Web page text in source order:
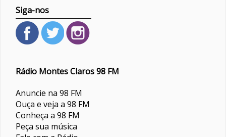
Siga-nos
Rádio Montes Claros 98 FM
Anuncie na 98 FM
Ouça e veja a 98 FM
Conheça a 98 FM
Peça sua música